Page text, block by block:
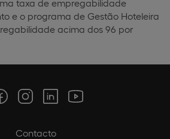
taxa de empregabilidade
e o programa de Gestão Hoteleira
acima dos 96 por
Contacto